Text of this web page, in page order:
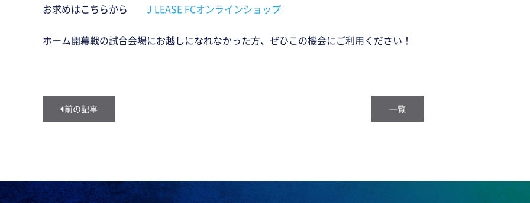
お求めはこちらから J LEASE FCオンラインショップ
ホーム開幕戦の試合会場にお越しになれなかった方、ぜひこの機会にご利用ください！
前の記事 一覧